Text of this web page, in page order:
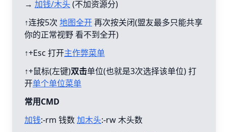
→ 加钱/木头(不加资源分)
↑连按5次 地图全开再次按关闭(盟友最多只能共享
你的正常视野 看不到全开)
↑+Esc 打开主作弊菜单
↑+鼠标(左键)双击单位(也就是3次选择该单位) 打
开单个单位菜单
常用CMD
加钱:-rm 钱数加木头:-rw 木头数